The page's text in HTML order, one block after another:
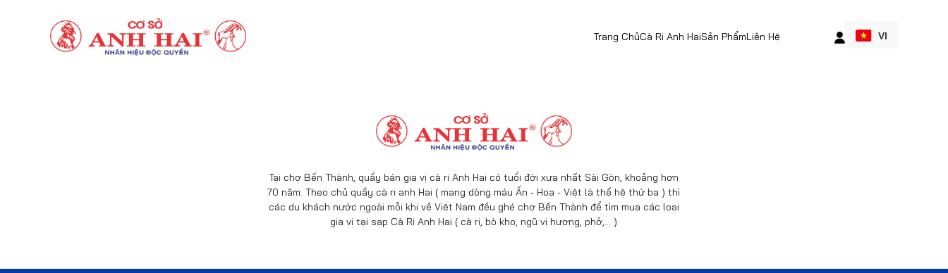
Trang ChủCà Ri Anh HaiSản PhẩmLiên Hệ VI
Tại chợ Bến Thành, quầy bán gia vị cà ri Anh Hai có tuổi đời xưa nhất Sài Gòn, khoảng hơn
70 năm. Theo chủ quầy cà ri anh Hai ( mang dòng máu Ấn - Hoa - Việt là thế hệ thứ ba ) thì
các du khách nước ngoài mỗi khi về Việt Nam đều ghé chợ Bến Thành để tìm mua các loại
gia vị tại sạp Cà Ri Anh Hai ( cà ri, bò kho, ngũ vị hương, phở,… )